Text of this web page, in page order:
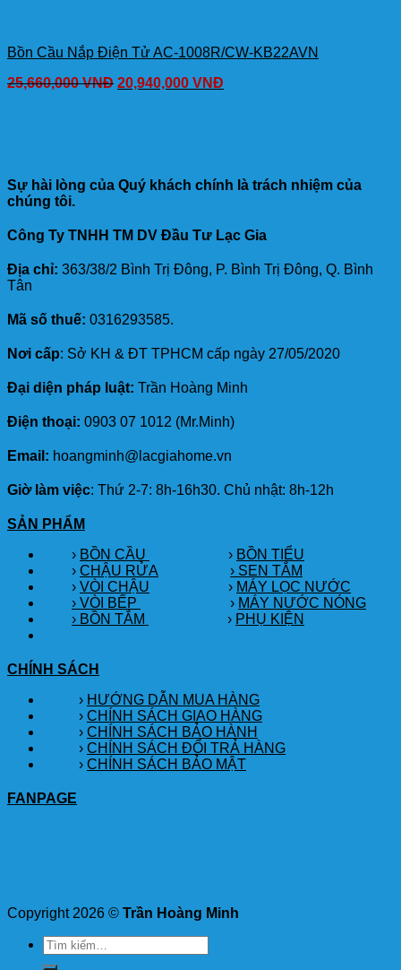
Bồn Cầu Nắp Điện Tử AC-1008R/CW-KB22AVN
25,660,000VNĐ 20,940,000 VNĐ
Sự hài lòng của Quý khách chính là trách nhiệm của
chúng tôi.
Công Ty TNHH TM DV Đầu Tư Lạc Gia
Địa chỉ: 363/38/2 Bình Trị Đông, P. Bình Trị Đông, Q. Bình
Tân
Mã số thuế: 0316293585.
Nơi cấp: Sở KH & ĐT TPHCM cấp ngày 27/05/2020
Đại diện pháp luật: Trần Hoàng Minh
Điện thoại: 0903 07 1012 (Mr.Minh)
Email: hoangminh@lacgiahome.vn
Giờ làm việc: Thứ 2-7: 8h-16h30. Chủ nhật: 8h-12h
SẢN PHẨM
› BỒN CẦU › BỒN TIỂU
› CHẬU RỬA
› SEN TẮM
› VÒI CHẬU › MÁY LỌC NƯỚC
› VÒI BẾP
› MÁY NƯỚC NÓNG
› BỒN TẮM
› PHỤ KIỆN
CHÍNH SÁCH
› HƯỚNG DẪN MUA HÀNG
› CHÍNH SÁCH GIAO HÀNG
› CHÍNH SÁCH BẢO HÀNH
› CHÍNH SÁCH ĐỔI TRẢ HÀNG
› CHÍNH SÁCH BẢO MẬT
FANPAGE
Copyright 2026 © Trần Hoàng Minh
Tìm
kiếm: